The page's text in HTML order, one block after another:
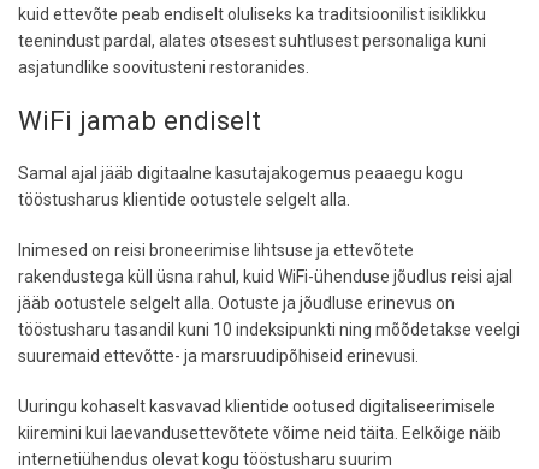
kuid ettevõte peab endiselt oluliseks ka traditsioonilist isiklikku
teenindust pardal, alates otsesest suhtlusest personaliga kuni
asjatundlike soovitusteni restoranides.
WiFi jamab endiselt
Samal ajal jääb digitaalne kasutajakogemus peaaegu kogu
tööstusharus klientide ootustele selgelt alla.
Inimesed on reisi broneerimise lihtsuse ja ettevõtete
rakendustega küll üsna rahul, kuid WiFi-ühenduse jõudlus reisi ajal
jääb ootustele selgelt alla. Ootuste ja jõudluse erinevus on
tööstusharu tasandil kuni 10 indeksipunkti ning mõõdetakse veelgi
suuremaid ettevõtte- ja marsruudipõhiseid erinevusi.
Uuringu kohaselt kasvavad klientide ootused digitaliseerimisele
kiiremini kui laevandusettevõtete võime neid täita. Eelkõige näib
internetiühendus olevat kogu tööstusharu suurim